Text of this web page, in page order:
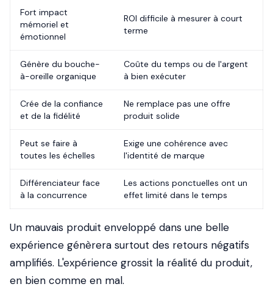
Fort impact
mémoriel et
émotionnel
ROI difficile à mesurer à court
terme
Génère du bouche-
à-oreille organique
Coûte du temps ou de l'argent
à bien exécuter
Crée de la confiance
et de la fidélité
Ne remplace pas une offre
produit solide
Peut se faire à
toutes les échelles
Exige une cohérence avec
l'identité de marque
Différenciateur face
à la concurrence
Les actions ponctuelles ont un
effet limité dans le temps
Un mauvais produit enveloppé dans une belle
expérience génèrera surtout des retours négatifs
amplifiés. L'expérience grossit la réalité du produit,
en bien comme en mal.